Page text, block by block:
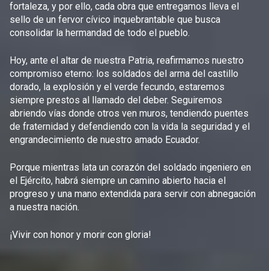
fortaleza, y por ello, cada obra que entregamos lleva el
sello de un fervor cívico inquebrantable que busca
consolidar la hermandad de todo el pueblo.
Hoy, ante el altar de nuestra Patria, reafirmamos nuestro
compromiso eterno: los soldados del arma del castillo
dorado, la explosión y el verde fecundo, estaremos
siempre prestos al llamado del deber. Seguiremos
abriendo vías donde otros ven muros, tendiendo puentes
de fraternidad y defendiendo con la vida la seguridad y el
engrandecimiento de nuestro amado Ecuador.
Porque mientras lata un corazón del soldado ingeniero en
el Ejército, habrá siempre un camino abierto hacia el
progreso y una mano extendida para servir con abnegación
a nuestra nación.
¡Vivir con honor y morir con gloria!